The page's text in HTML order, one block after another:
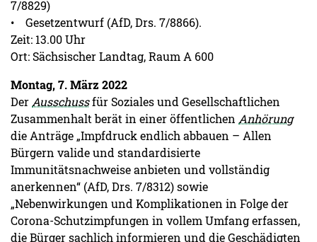
7/8829)
• Gesetzentwurf (AfD, Drs. 7/8866).
Zeit: 13.00 Uhr
Ort: Sächsischer Landtag, Raum A 600
Montag, 7. März 2022
Der Ausschussfür Soziales und Gesellschaftlichen
Zusammenhalt berät in einer öffentlichen Anhörung
die Anträge „Impfdruck endlich abbauen – Allen
Bürgern valide und standardisierte
Immunitätsnachweise anbieten und vollständig
anerkennen“ (AfD, Drs. 7/8312) sowie
„Nebenwirkungen und Komplikationen in Folge der
Corona-Schutzimpfungen in vollem Umfang erfassen,
die Bürger sachlich informieren und die Geschädigten